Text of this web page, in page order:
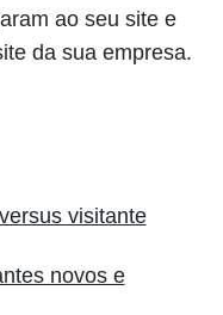
ao seu site e
da sua empresa.
visitante
novos e